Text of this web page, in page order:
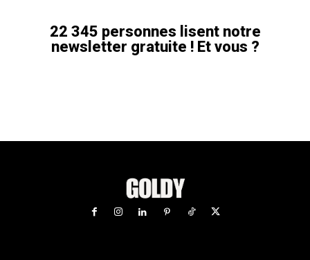
22 345 personnes lisent notre
newsletter gratuite ! Et vous ?